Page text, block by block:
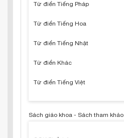
Từ điển Tiếng Pháp
Từ điển Tiếng Hoa
Từ điển Tiếng Nhật
Từ điển Khác
Từ điển Tiếng Việt
Sách giáo khoa - Sách tham khảo